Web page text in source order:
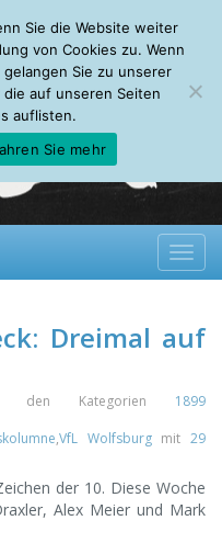
Leseempfehlungen FAQ
Dreimal auf
Kategorien 1899
,VfL Wolfsburgmit29
der 10. Diese Woche
Alex Meier und Mark
Sie die Website weiter
von Cookies zu. Wenn
Sie zu unserer
auf unseren Seiten
auflisten.
Sie mehr